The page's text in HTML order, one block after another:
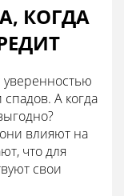
КОГДА
спадов. А когда
влияют на
что для
свои